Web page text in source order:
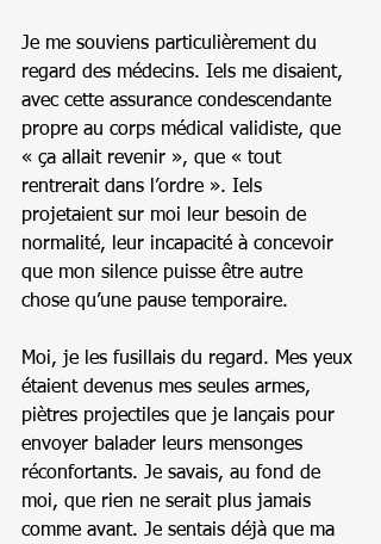
Je me souviens particulièrement du
regard des médecins. Iels me disaient,
avec cette assurance condescendante
propre au corps médical validiste, que
« ça allait revenir », que « tout
rentrerait dans l’ordre ». Iels
projetaient sur moi leur besoin de
normalité, leur incapacité à concevoir
que mon silence puisse être autre
chose qu’une pause temporaire.
Moi, je les fusillais du regard. Mes yeux
étaient devenus mes seules armes,
piètres projectiles que je lançais pour
envoyer balader leurs mensonges
réconfortants. Je savais, au fond de
moi, que rien ne serait plus jamais
comme avant. Je sentais déjà que ma